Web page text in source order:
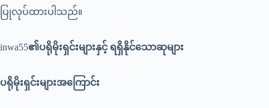
ပြုလုပ်ထားပါသည်။
inwa55၏ပရိုမိုးရှင်းများနှင့် ရရှိနိုင်သောဆုများ
ပရိုမိုးရှင်းများအကြောင်း